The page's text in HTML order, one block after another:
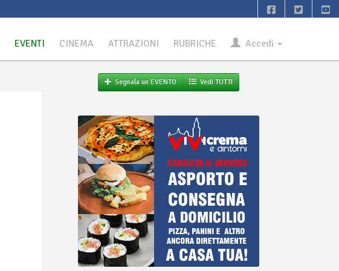
EVENTI CINEMA ATTRAZIONI RUBRICHE Accedi
Segnala un EVENTO Vedi TUTTI